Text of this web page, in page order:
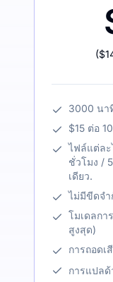
(
3000 นา
$15 ต่อ
ไฟล์แต่ล
ชั่วโมง /
เดียว.
ไม่มีขีดจ
โมเดลกา
สูงสุด)
การถอดเ
การแปลด้